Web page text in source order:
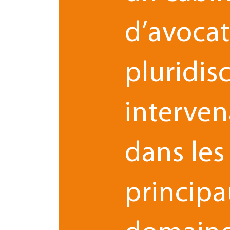
SERVICES
Droit des affaires et droit
Droit des contrats
dans les